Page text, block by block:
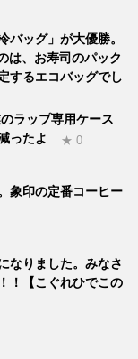
バッグ」が大優勝。
は、お寿司のパック
するエコバッグでし
ラップ専用ケース
ったよ
★ 0
象印の定番コーヒー
なりました。みなさ
！【こぐれひでこの